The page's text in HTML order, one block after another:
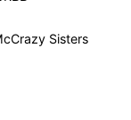
Sisters